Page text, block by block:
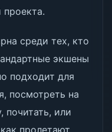
среди тех, кто
экшены
подходит для
посмотреть на
почитать, или
пролетают